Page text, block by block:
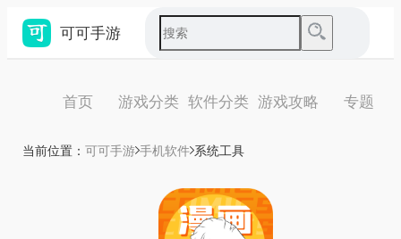
可可手游
首页 游戏分类 软件分类 游戏攻略 专题
当前位置： 可可手游 手机软件 系统工具